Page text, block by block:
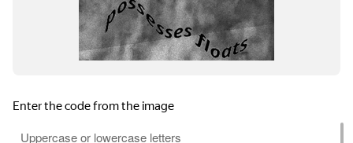
info@teploexpert.com
Пн—Сб 09:00 – 18:00
TeploExpert.com © 2008 - 2026 Оборудование для
систем отопления, водоснабжения, канализации